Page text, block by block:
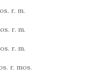
r. m.
r. m.
r. m.
r. mos.